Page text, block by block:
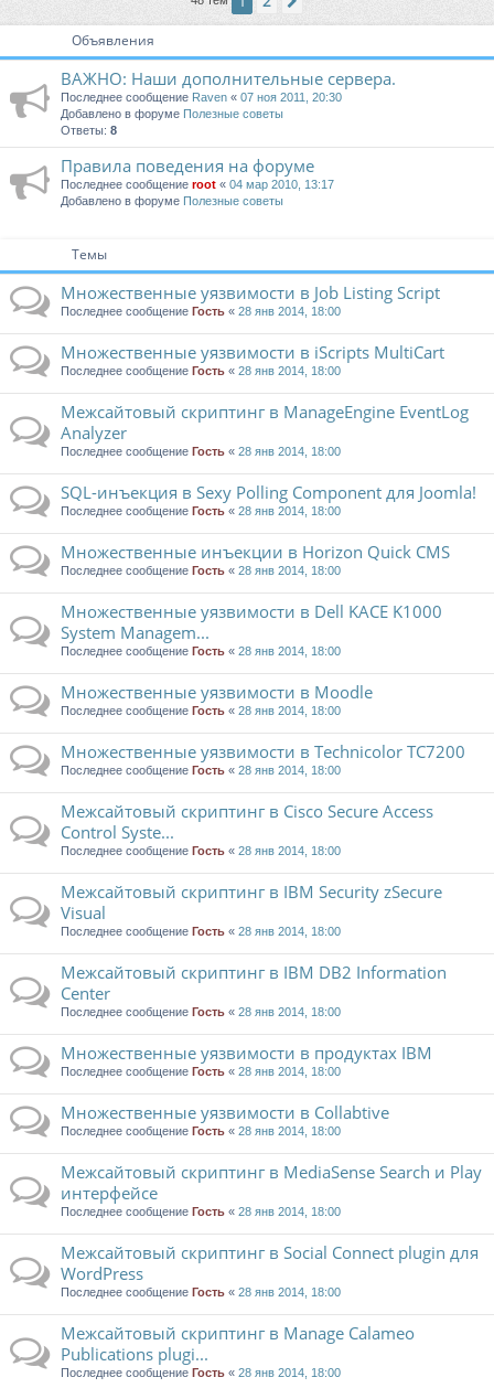
Объявления
ВАЖНО: Наши дополнительные сервера.
Последнее сообщение Raven « 07 ноя 2011, 20:30
Добавлено в форуме Полезные советы
Ответы: 8
Правила поведения на форуме
Последнее сообщение root « 04 мар 2010, 13:17
Добавлено в форуме Полезные советы
Темы
Множественные уязвимости в Job Listing Script
Последнее сообщение Гость « 28 янв 2014, 18:00
Множественные уязвимости в iScripts MultiCart
Последнее сообщение Гость « 28 янв 2014, 18:00
Межсайтовый скриптинг в ManageEngine EventLog
Analyzer
Последнее сообщение Гость « 28 янв 2014, 18:00
SQL-инъекция в Sexy Polling Component для Joomla!
Последнее сообщение Гость « 28 янв 2014, 18:00
Множественные инъекции в Horizon Quick CMS
Последнее сообщение Гость « 28 янв 2014, 18:00
Множественные уязвимости в Dell KACE K1000
System Managem...
Последнее сообщение Гость « 28 янв 2014, 18:00
Множественные уязвимости в Moodle
Последнее сообщение Гость « 28 янв 2014, 18:00
Множественные уязвимости в Technicolor TC7200
Последнее сообщение Гость « 28 янв 2014, 18:00
Межсайтовый скриптинг в Cisco Secure Access
Control Syste...
Последнее сообщение Гость « 28 янв 2014, 18:00
Межсайтовый скриптинг в IBM Security zSecure
Visual
Последнее сообщение Гость « 28 янв 2014, 18:00
Межсайтовый скриптинг в IBM DB2 Information
Center
Последнее сообщение Гость « 28 янв 2014, 18:00
Множественные уязвимости в продуктах IBM
Последнее сообщение Гость « 28 янв 2014, 18:00
Множественные уязвимости в Collabtive
Последнее сообщение Гость « 28 янв 2014, 18:00
Межсайтовый скриптинг в MediaSense Search и Play
интерфейсе
Последнее сообщение Гость « 28 янв 2014, 18:00
Межсайтовый скриптинг в Social Connect plugin для
WordPress
Последнее сообщение Гость « 28 янв 2014, 18:00
Межсайтовый скриптинг в Manage Calameo
Publications plugi...
Последнее сообщение Гость « 28 янв 2014, 18:00